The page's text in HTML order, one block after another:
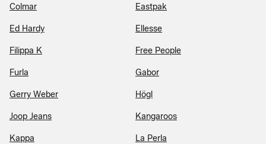
Colmar Eastpak
Ed Hardy Ellesse
Filippa K Free People
Furla Gabor
Gerry Weber Högl
Joop Jeans Kangaroos
Kappa La Perla